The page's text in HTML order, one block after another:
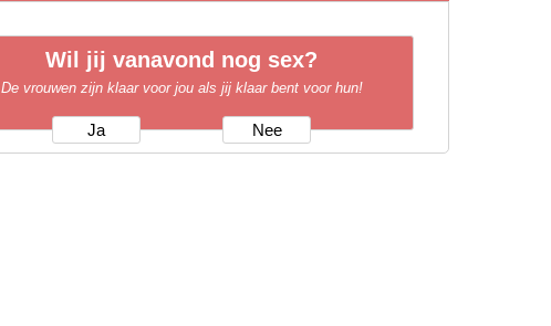
Wil jij vanavond nog sex?
De vrouwen zijn klaar voor jou als jij klaar bent voor hun!
Ja Nee